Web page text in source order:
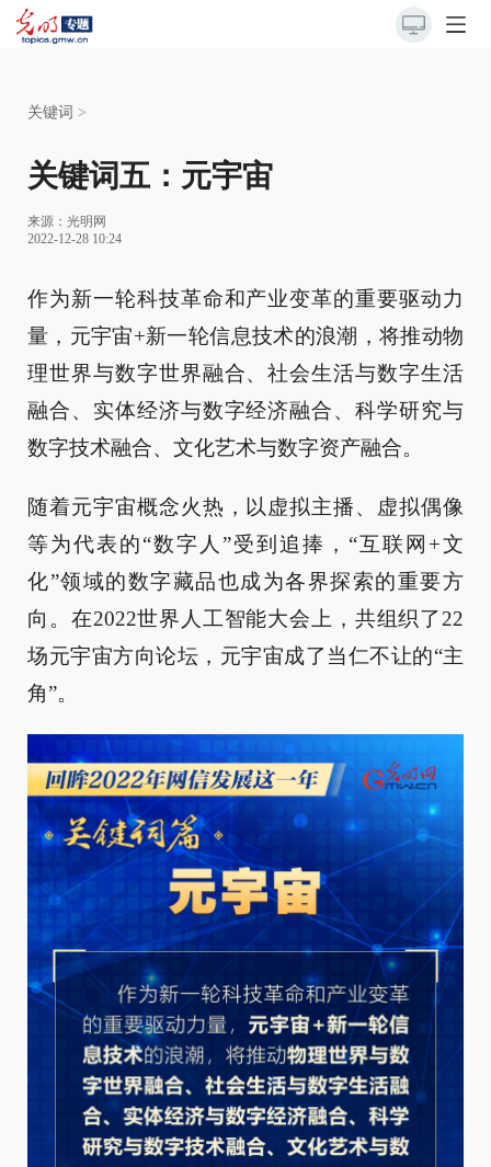
关键词 >
关键词五：元宇宙
来源： 光明网
2022-12-28 10:24
作为新一轮科技革命和产业变革的重要驱动力
量，元宇宙+新一轮信息技术的浪潮，将推动物
理世界与数字世界融合、社会生活与数字生活
融合、实体经济与数字经济融合、科学研究与
数字技术融合、文化艺术与数字资产融合。
随着元宇宙概念火热，以虚拟主播、虚拟偶像
等为代表的“数字人”受到追捧，“互联网+文
化”领域的数字藏品也成为各界探索的重要方
向。在2022世界人工智能大会上，共组织了22
场元宇宙方向论坛，元宇宙成了当仁不让的“主
角”。